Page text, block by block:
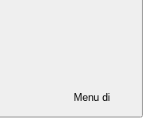
Menu di